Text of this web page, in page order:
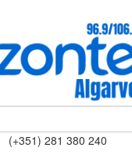
(+351) 281 380 240